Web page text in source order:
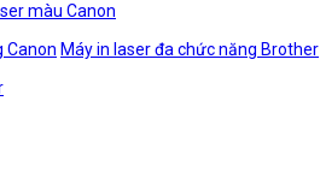
màu Canon
Canon Máy in laser đa chức năng Brother